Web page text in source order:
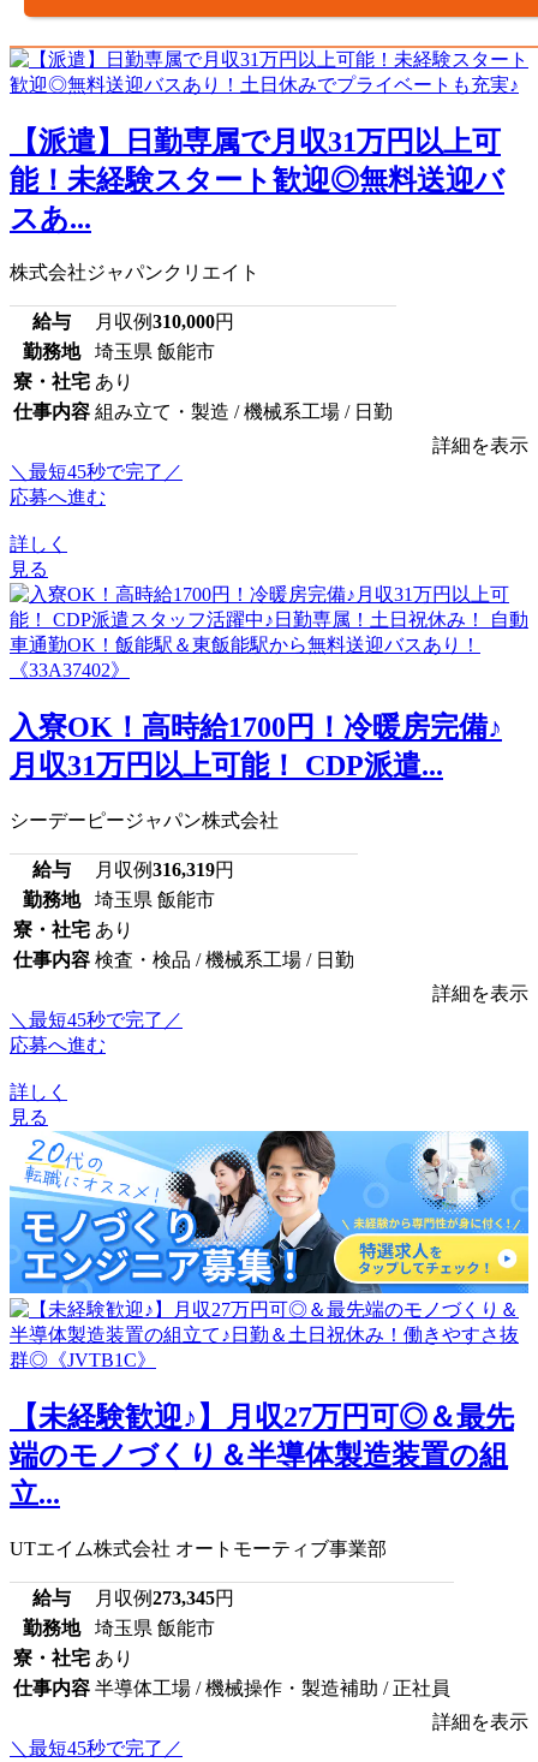
【派遣】日勤専属で月収31万円以上可
能！未経験スタート歓迎◎無料送迎バ
スあ...
株式会社ジャパンクリエイト
給与 月収例310,000円
勤務地
埼玉県 飯能市
寮・社宅 あり
仕事内容 組み立て・製造 / 機械系工場 / 日勤
詳細を表示
＼最短45秒で完了／
応募へ進む
詳しく
見る
入寮OK！高時給1700円！冷暖房完備♪
月収31万円以上可能！ CDP派遣...
シーデーピージャパン株式会社
給与 月収例316,319円
勤務地
埼玉県 飯能市
寮・社宅 あり
仕事内容 検査・検品 / 機械系工場 / 日勤
詳細を表示
＼最短45秒で完了／
応募へ進む
詳しく
見る
【未経験歓迎♪】月収27万円可◎＆最先
端のモノづくり＆半導体製造装置の組
立...
UTエイム株式会社 オートモーティブ事業部
給与 月収例273,345円
勤務地
埼玉県 飯能市
寮・社宅 あり
仕事内容 半導体工場 / 機械操作・製造補助 / 正社員
詳細を表示
＼最短45秒で完了／